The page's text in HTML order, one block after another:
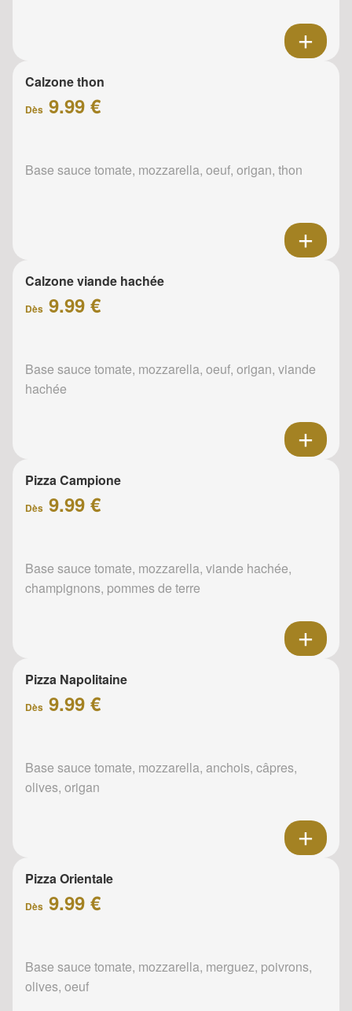
Calzone thon
Dès 9.99 €
Base sauce tomate, mozzarella, oeuf, origan, thon
Calzone viande hachée
Dès 9.99 €
Base sauce tomate, mozzarella, oeuf, origan, viande
hachée
Pizza Campione
Dès 9.99 €
Base sauce tomate, mozzarella, viande hachée,
champignons, pommes de terre
Pizza Napolitaine
Dès 9.99 €
Base sauce tomate, mozzarella, anchois, câpres,
olives, origan
Pizza Orientale
Dès 9.99 €
Base sauce tomate, mozzarella, merguez, poivrons,
olives, oeuf